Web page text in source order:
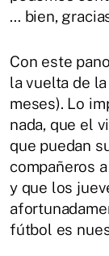
… bien,
Con este
la vuelta de
meses). Lo
nada, que el
que puedan
compañeros
y que los
fútbol es